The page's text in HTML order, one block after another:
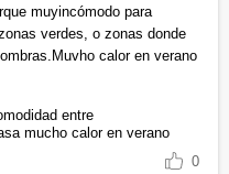
muyincómodo para
verdes, o zonas donde
calor en verano
entre
mucho calor en verano
0